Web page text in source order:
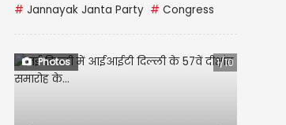
# Jannayak Janta Party # Congress
Photos 2/10